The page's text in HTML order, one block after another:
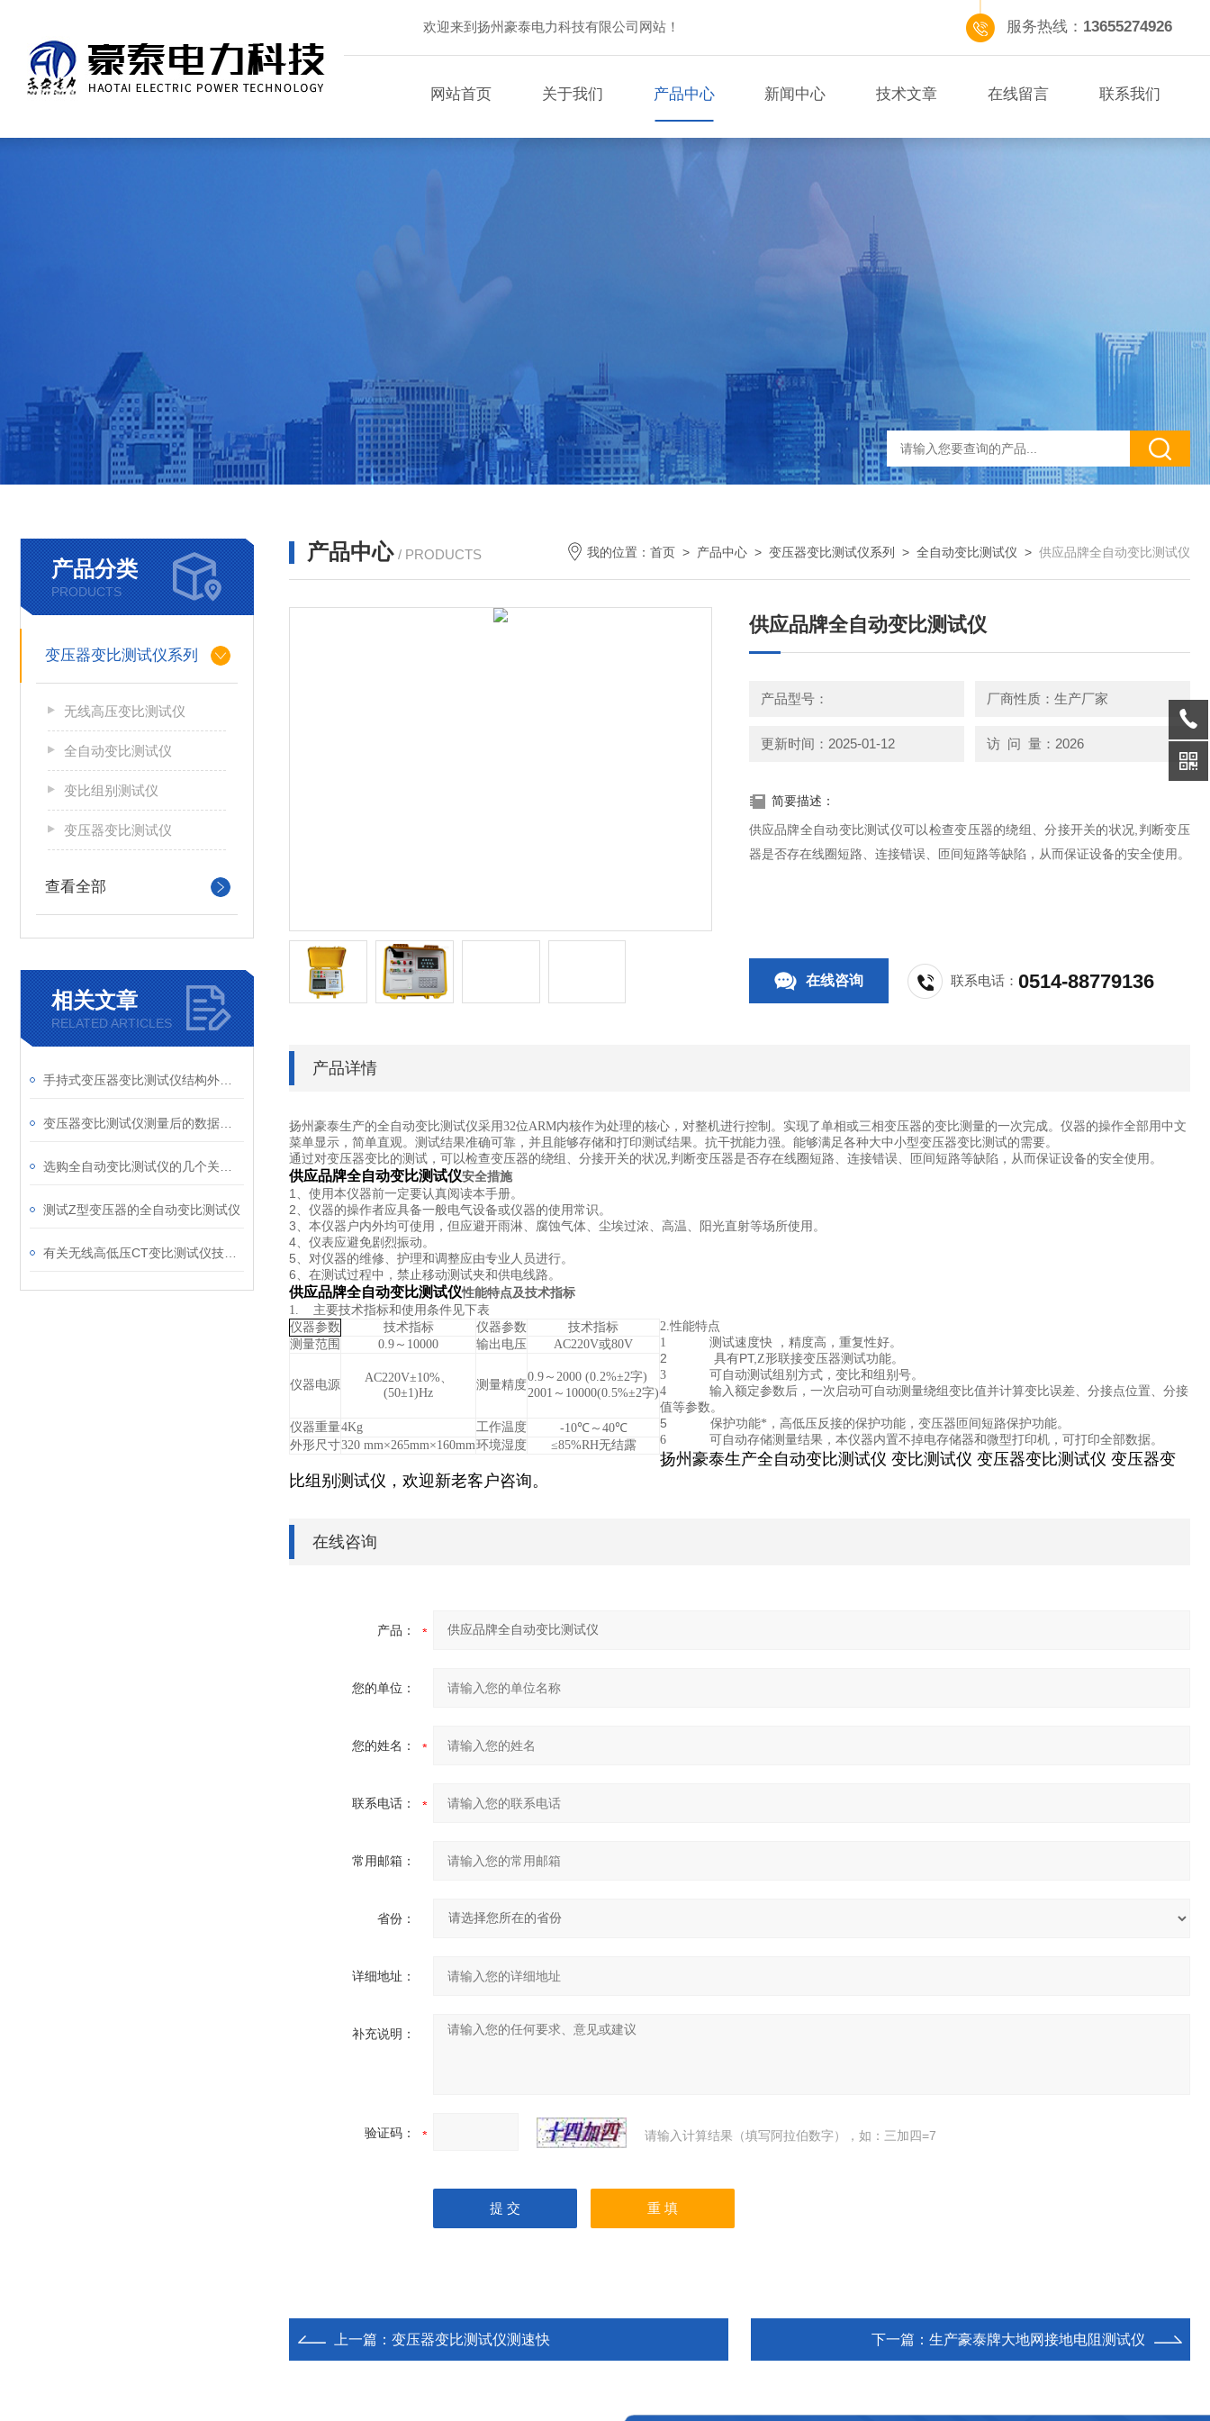
欢迎来到扬州豪泰电力科技有限公司网站！ 服务热线： 13655274926
网站首页 关于我们 产品中心 新闻中心 技术文章 在线留言 联系我们
产品分类
PRODUCTS
变压器变比测试仪系列
无线高压变比测试仪
全自动变比测试仪
变比组别测试仪
变压器变比测试仪
查看全部
相关文章
RELATED ARTICLES
测试Z型变压器的全自动变比测试仪
产品中心 / PRODUCTS 我的位置： 首页 > 产品中心 > 变压器变比测试仪系列 > 全自动变比测试仪 > 供应品牌全自动变比测试仪
供应品牌全自动变比测试仪
产品型号： 厂商性质：生产厂家
更新时间：2025-01-12 访 问 量：2026
简要描述：
供应品牌全自动变比测试仪可以检查变压器的绕组、分接开关的状况,判断变压
器是否存在线圈短路、连接错误、匝间短路等缺陷，从而保证设备的安全使用。
在线咨询 联系电话：0514-88779136
产品详情
扬州豪泰生产的全自动变比测试仪采用32位ARM内核作为处理的核心，对整机进行控制。实现了单相或三相变压器的变比测量的一次完成。仪器的操作全部用中文
菜单显示，简单直观。测试结果准确可靠，并且能够存储和打印测试结果。抗干扰能力强。能够满足各种大中小型变压器变比测试的需要。
通过对变压器变比的测试，可以检查变压器的绕组、分接开关的状况,判断变压器是否存在线圈短路、连接错误、匝间短路等缺陷，从而保证设备的安全使用。
供应品牌全自动变比测试仪安全措施
1、 使用本仪器前一定要认真阅读本手册。
2、 仪器的操作者应具备一般电气设备或仪器的使用常识。
3、 本仪器户内外均可使用，但应避开雨淋、腐蚀气体、尘埃过浓、高温、阳光直射等场所使用。
4、 仪表应避免剧烈振动。
5、 对仪器的维修、护理和调整应由专业人员进行。
6、 在测试过程中，禁止移动测试夹和供电线路。
供应品牌全自动变比测试仪性能特点及技术指标
1.
主要技术指标和使用条件见下表
仪器参数
技术指标 仪器参数
技术指标
测量范围
0.9 ～10000 输出电压 AC220V或80V
仪器电源
AC220V±10%、
(50±1)Hz
测量精度
0.9 ～2000 (0.2%±2字)
2001 ～10000(0.5%±2字)
仪器重量4Kg 工作温度 -10℃～40℃
外形尺寸320 mm×265mm×160mm环境湿度 ≤85%RH无结露
2.性能特点
1
测试速度快 ，精度高，重复性好。
2 具有PT,Ζ形联接变压器测试功能。
3
可自动测试组别方式，变比和组别号。
4
输入额定参数后，一次启动可自动测量绕组变比值并计算变比误差、分接点位置、分接
值等参数。
5
保护功能*，高低压反接的保护功能，变压器匝间短路保护功能。
6
可自动存储测量结果，本仪器内置不掉电存储器和微型打印机，可打印全部数据。
扬州豪泰生产全自动变比测试仪 变比测试仪 变压器变比测试仪 变压器变
比组别测试仪，欢迎新老客户咨询。
在线咨询
产品：
您的单位：
您的姓名：
联系电话：
常用邮箱：
省份：
详细地址：
补充说明：
验证码： 请输入计算结果（填写阿拉伯数字），如：三加四=7
上一篇： 变压器变比测试仪测速快 下一篇： 生产豪泰牌大地网接地电阻测试仪